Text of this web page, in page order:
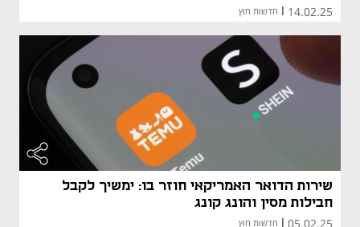
14.02.25
| חדשות חוץ
שירות הדואר האמריקאי חוזר בו: ימשיך לקבל
חבילות מסין והונג קונג
05.02.25 חדשות חוץ